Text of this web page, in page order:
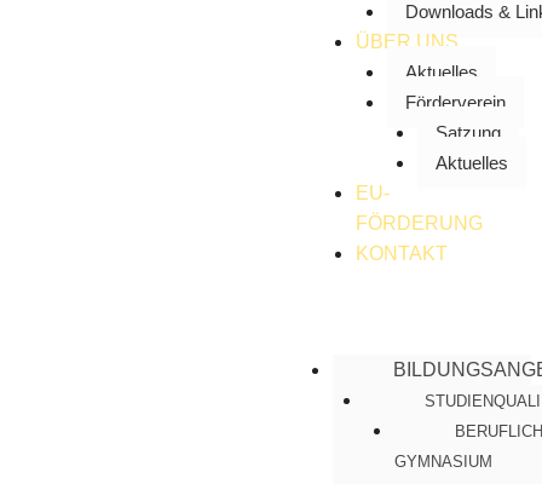
Downloads &
ÜBER UNS
Aktuelles
Förderverein
Satzung
Aktuelles
EU-
FÖRDERUNG
KONTAKT
GYMNASIUM